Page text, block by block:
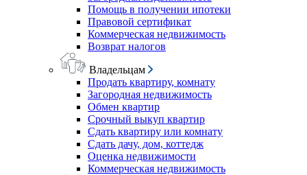
Помощь в получении ипотеки
Правовой сертификат
Коммерческая недвижимость
Возврат налогов
Владельцам
Продать квартиру, комнату
Загородная недвижимость
Обмен квартир
Срочный выкуп квартир
Сдать квартиру или комнату
Сдать дачу, дом, коттедж
Оценка недвижимости
Коммерческая недвижимость